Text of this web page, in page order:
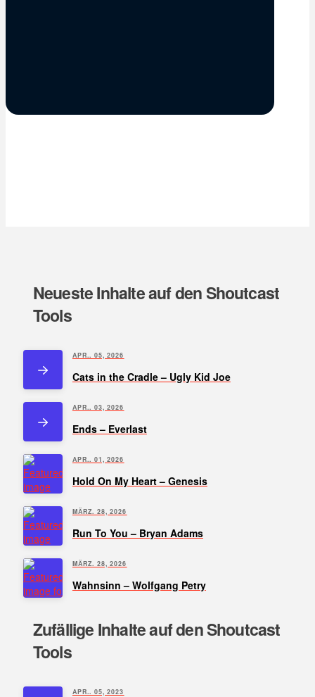
Neueste Inhalte auf den Shoutcast
Tools
APR.. 05, 2026
Cats in the Cradle – Ugly Kid Joe
APR.. 03, 2026
Ends – Everlast
APR.. 01, 2026
Hold On My Heart – Genesis
MÄRZ. 28, 2026
Run To You – Bryan Adams
MÄRZ. 28, 2026
Wahnsinn – Wolfgang Petry
Zufällige Inhalte auf den Shoutcast
Tools
APR.. 05, 2023